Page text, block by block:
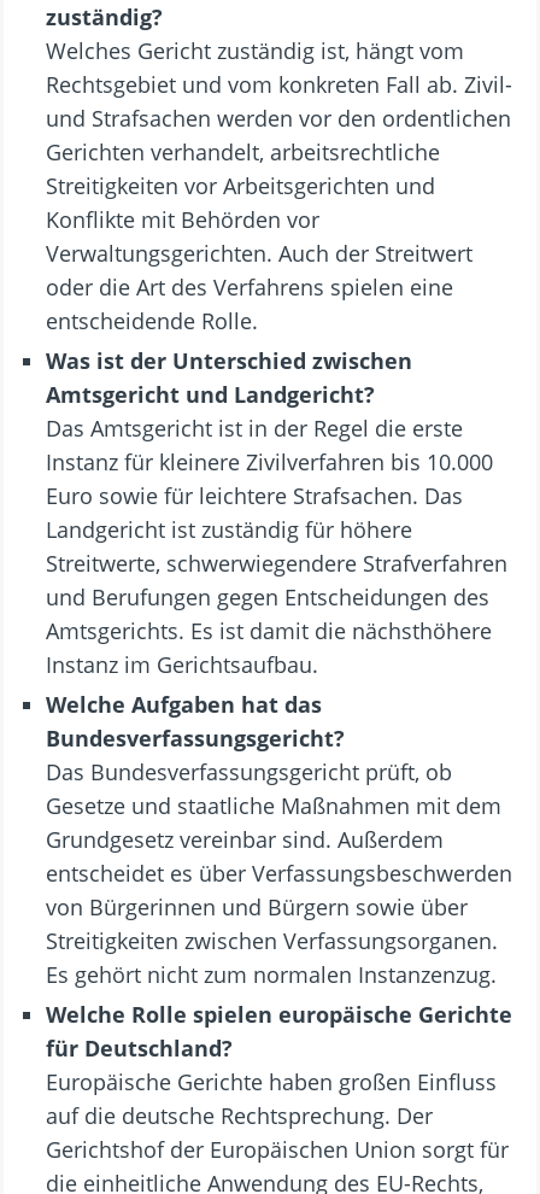
zuständig?
Welches Gericht zuständig ist, hängt vom
Rechtsgebiet und vom konkreten Fall ab. Zivil-
und Strafsachen werden vor den ordentlichen
Gerichten verhandelt, arbeitsrechtliche
Streitigkeiten vor Arbeitsgerichten und
Konflikte mit Behörden vor
Verwaltungsgerichten. Auch der Streitwert
oder die Art des Verfahrens spielen eine
entscheidende Rolle.
Was ist der Unterschied zwischen
Amtsgericht und Landgericht?
Das Amtsgericht ist in der Regel die erste
Instanz für kleinere Zivilverfahren bis 10.000
Euro sowie für leichtere Strafsachen. Das
Landgericht ist zuständig für höhere
Streitwerte, schwerwiegendere Strafverfahren
und Berufungen gegen Entscheidungen des
Amtsgerichts. Es ist damit die nächsthöhere
Instanz im Gerichtsaufbau.
Welche Aufgaben hat das
Bundesverfassungsgericht?
Das Bundesverfassungsgericht prüft, ob
Gesetze und staatliche Maßnahmen mit dem
Grundgesetz vereinbar sind. Außerdem
entscheidet es über Verfassungsbeschwerden
von Bürgerinnen und Bürgern sowie über
Streitigkeiten zwischen Verfassungsorganen.
Es gehört nicht zum normalen Instanzenzug.
Welche Rolle spielen europäische Gerichte
für Deutschland?
Europäische Gerichte haben großen Einfluss
auf die deutsche Rechtsprechung. Der
Gerichtshof der Europäischen Union sorgt für
die einheitliche Anwendung des EU-Rechts,